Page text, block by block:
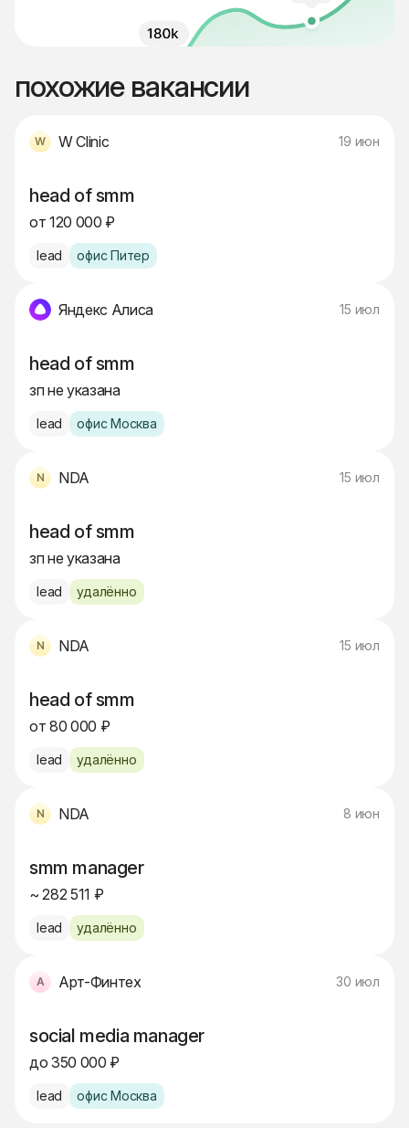
похожие вакансии
W Clinic 19 июн
head of smm
от 120 000 ₽
lead офис Питер
Яндекс Алиса 15 июл
head of smm
зп не указана
lead офис Москва
NDA 15 июл
head of smm
зп не указана
lead удалённо
NDA 15 июл
head of smm
от 80 000 ₽
lead удалённо
NDA 8 июн
smm manager
~ 282 511 ₽
lead удалённо
Арт-Финтех 30 июл
social media manager
до 350 000 ₽
lead офис Москва